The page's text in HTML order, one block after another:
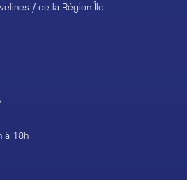
/ de la Région Île-
à 18h